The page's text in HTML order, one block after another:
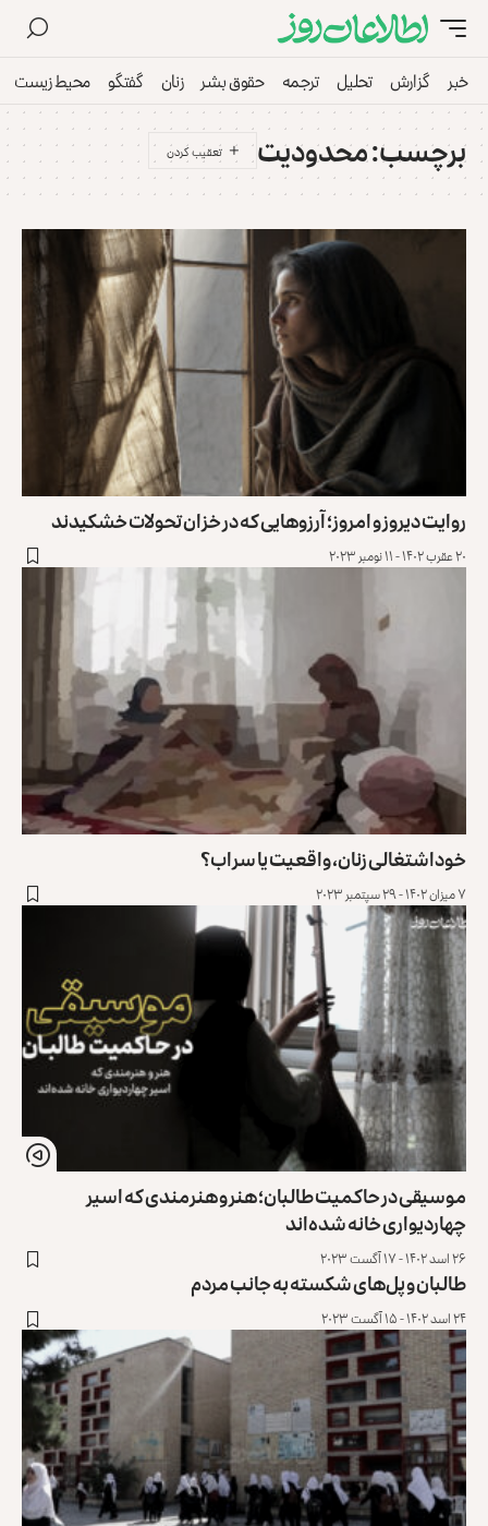
خبر گزارش تحلیل ترجمه حقوق بشر زنان گفتگو محیط زیست
برچسب:محدودیت
روایت دیروز و امروز؛ آرزوهایی که در خزان تحولات خشکیدند
۲۰ عقرب ۱۴۰۲ - ۱۱ نومبر ۲۰۲۳
خوداشتغالی زنان، واقعیت یا سراب؟
۷ میزان ۱۴۰۲ - ۲۹ سپتمبر ۲۰۲۳
موسیقی در حاکمیت طالبان؛ هنر و هنرمندی که اسیر
چهاردیواری خانه شده‌اند
۲۶ اسد ۱۴۰۲ - ۱۷ آگست ۲۰۲۳
طالبان و پل‌های شکسته به جانب مردم
۲۴ اسد ۱۴۰۲ - ۱۵ آگست ۲۰۲۳